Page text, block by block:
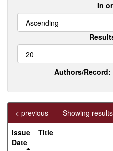
In
Authors/Record:
Showing
< previous
Issue
Date
Title